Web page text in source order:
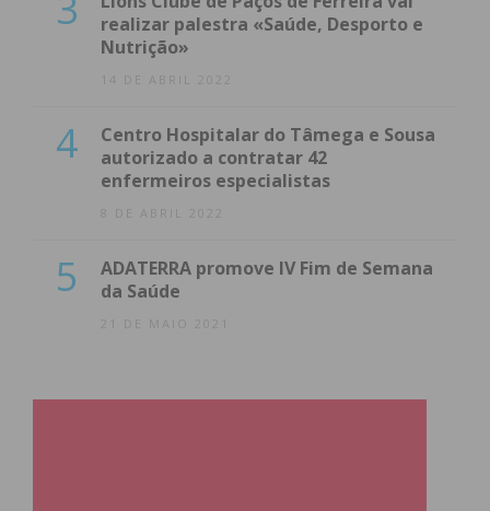
realizar palestra «Saúde, Desporto e
Nutrição»
14 DE ABRIL 2022
4
Centro Hospitalar do Tâmega e Sousa
autorizado a contratar 42
enfermeiros especialistas
8 DE ABRIL 2022
5
ADATERRA promove IV Fim de Semana
da Saúde
21 DE MAIO 2021